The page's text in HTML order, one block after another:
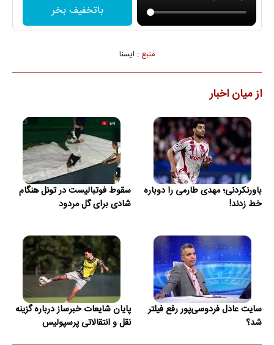
باتخفیف بخر
منبع : ايسنا
از میان اخبار
باورنکردنی؛ مهدی طارمی را دوباره
خط زدند!
سقوط فوتبالیست در تونل هنگام
شادی برای گل مردود
سایت عادل فردوسی‌پور رفع فیلتر
شد؟
پایان شایعات خبرساز درباره گزینه
نقل و انتقالاتی پرسپولیس